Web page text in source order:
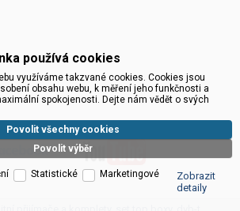
používá cookies
využíváme takzvané cookies. Cookies jsou
obsahu webu, k měření jeho funkčnosti a
spokojenosti. Dejte nám vědět o svých
Povolit výběr
Povolit všechny cookies
Statistické
Marketingové
Zobrazit
detaily